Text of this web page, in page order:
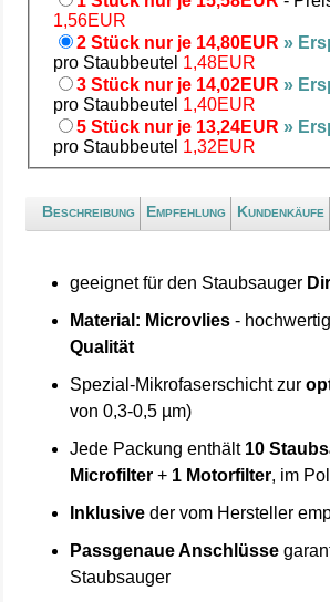
1,56EUR
2 Stück nur je 14,80EUR »
pro Staubbeutel 1,48EUR
3 Stück nur je 14,02EUR »
pro Staubbeutel 1,40EUR
5 Stück nur je 13,24EUR »
pro Staubbeutel 1,32EUR
Beschreibung Empfehlung Kundenkäufe
geeignet für den Staubsauger
Material: Microvlies -
Qualität
Spezial-Mikrofaserschicht zur
von 0,3-0,5 µm)
Jede Packung enthält 10
Microfilter + 1 Motorfilter, im
Inklusive der vom Hersteller
Passgenaue Anschlüsse
Staubsauger